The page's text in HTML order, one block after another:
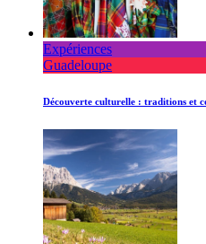
Expériences
Guadeloupe
Découverte culturelle : traditions et